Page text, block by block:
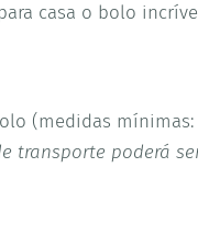
casa o bolo
(medidas
transporte poderá